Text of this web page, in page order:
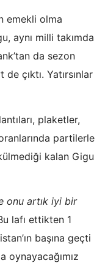
emekli olma
aynı milli takımda
da sezon
çıktı. Yatırsınlar
plaketler,
partilerle
kalan Gigu
onu artık iyi bir
lafı ettikten 1
başına geçti
oynayacağımız